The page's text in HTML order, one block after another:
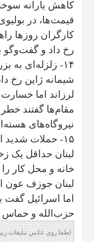
کاهش یارانه
قیمت‌ها، در
کارگران روزها
رخ داد و
شیمانه ژاپن رخ
لرزاند اما
مقام‌ها گفتند
نیروگاه‌های
۱۵- حملات
لبنان حداقل یک
خانه و محل کار
لبنان جوزف عون
اما اسرائیل گفت
حزب‌الله و
لطفا روی عکس تبلیغات